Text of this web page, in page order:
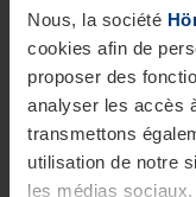
Nous, la société
cookies afin de
proposer des
analyser les accès
transmettons
utilisation de notre
les médias